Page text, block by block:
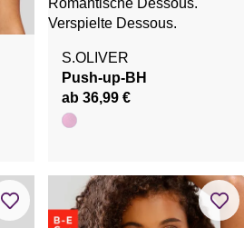
S.OLIVER
Push-up-BH
ab 36,99 €